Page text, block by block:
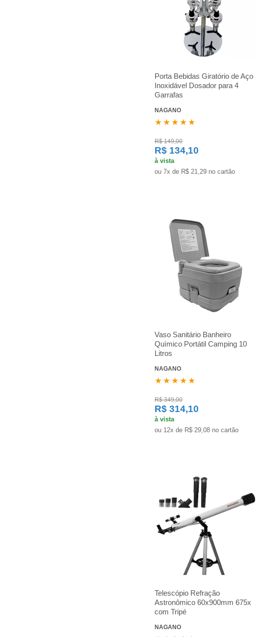
Porta Bebidas Giratório de Aço
Inoxidável Dosador para 4
Garrafas
NAGANO
★★★★★
R$ 149,00
R$ 134,10
à vista
ou 7x de R$ 21,29 no cartão
Vaso Sanitário Banheiro
Químico Portátil Camping 10
Litros
NAGANO
★★★★★
R$ 349,00
R$ 314,10
à vista
ou 12x de R$ 29,08 no cartão
Telescópio Refração
Astronômico 60x900mm 675x
com Tripé
NAGANO